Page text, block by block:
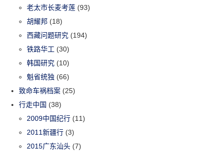
老太市长麦考莲 (93)
胡耀邦 (18)
西藏问题研究 (194)
铁路华工 (30)
韩国研究 (10)
魁省统独 (66)
致命车祸档案 (25)
行走中国 (38)
2009中国纪行 (11)
2011新疆行 (3)
2015广东汕头 (7)